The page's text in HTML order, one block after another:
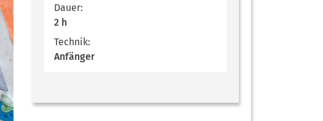
Dauer:
2 h
Technik:
Anfänger